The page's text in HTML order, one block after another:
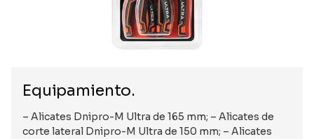
Equipamiento.
– Alicates Dnipro-M Ultra de 165 mm; – Alicates de
corte lateral Dnipro-M Ultra de 150 mm; – Alicates